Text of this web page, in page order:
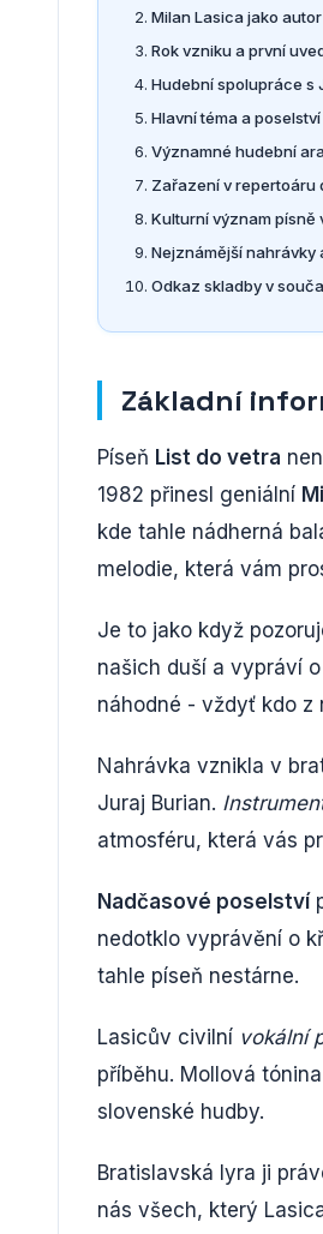
Milan Lasica jako
Rok vzniku a první
Hudební spolupráce s
Hlavní téma a
Významné hudební
Zařazení v repertoáru
Kulturní význam písně
Nejznámější nahrávky
Odkaz skladby v
Základní
Píseň List do vetra
1982 přinesl geniální
kde tahle nádherná
melodie, která vám
Je to jako když
našich duší a vypráví
náhodné - vždyť kdo z
Nahrávka vznikla v
Juraj Burian.
atmosféru, která vás
Nadčasové poselství
nedotklo vyprávění o
tahle píseň nestárne.
Lasicův civilní vokální
příběhu. Mollová
slovenské hudby.
Bratislavská lyra ji
nás všech, který